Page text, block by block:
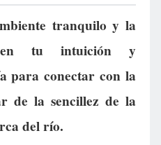
tranquilo y la
tu intuición y
para conectar con la
de la sencillez de la
del río.